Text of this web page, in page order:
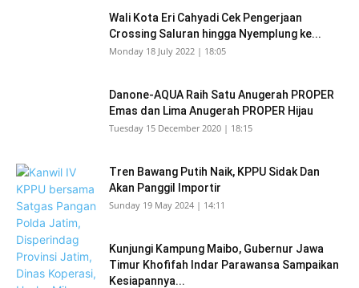
Wali Kota Eri Cahyadi Cek Pengerjaan
Crossing Saluran hingga Nyemplung ke...
Monday 18 July 2022 | 18:05
Danone-AQUA Raih Satu Anugerah PROPER
Emas dan Lima Anugerah PROPER Hijau
Tuesday 15 December 2020 | 18:15
Tren Bawang Putih Naik, KPPU Sidak Dan
Akan Panggil Importir
Sunday 19 May 2024 | 14:11
Kunjungi Kampung Maibo, Gubernur Jawa
Timur Khofifah Indar Parawansa Sampaikan
Kesiapannya...